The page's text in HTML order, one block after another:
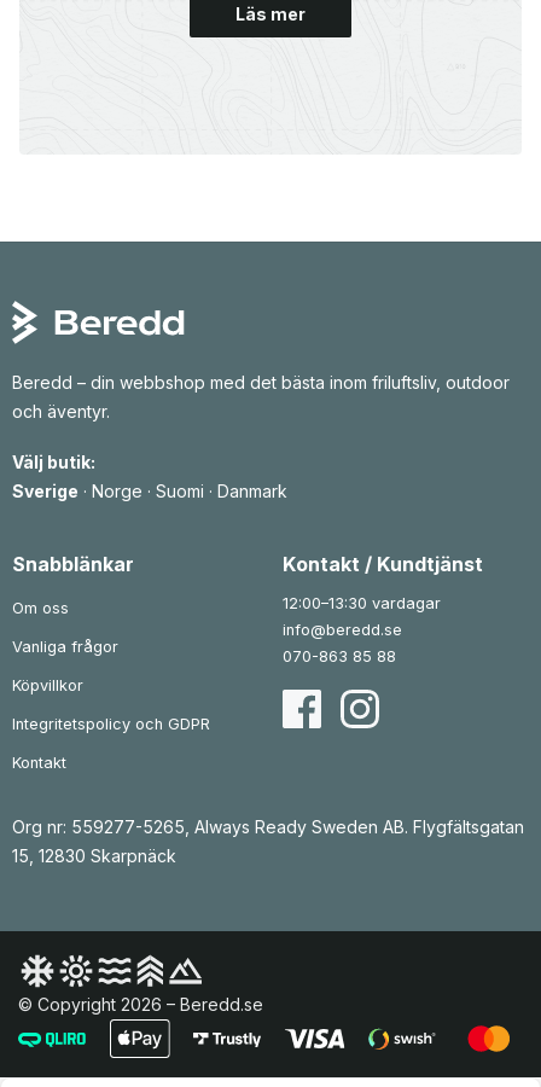
Läs mer
Beredd – din webbshop med det bästa inom friluftsliv, outdoor
och äventyr.
Välj butik:
Sverige · Norge · Suomi · Danmark
Snabblänkar
Om oss
Vanliga frågor
Köpvillkor
Integritetspolicy och GDPR
Kontakt
Kontakt / Kundtjänst
12:00–13:30 vardagar
info@beredd.se
070-863 85 88
Org nr: 559277-5265, Always Ready Sweden AB. Flygfältsgatan
15, 12830 Skarpnäck
© Copyright 2026 – Beredd.se